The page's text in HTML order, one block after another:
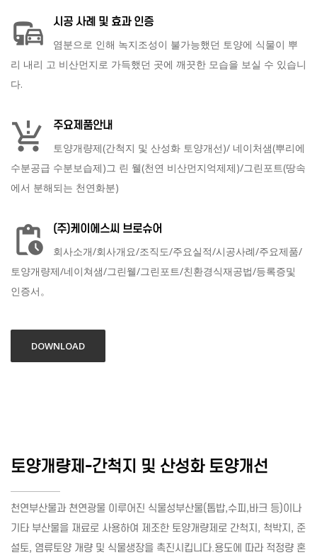
commute
시공 사례 및 효과 인증
염분으로 인해 녹지조성이 불가능했던 토양에 식물이 뿌
리 내리 고 비산먼지로 가득했던 곳에 깨끗한 모습을 보실 수 있습니
다.
production_quantity_limits
주요제품안내
토양개량제(간척지 및 산성화 토양개선)/ 네이처샘(뿌리에
수분공급 수분보습제)그 린 웰(천연 비산먼지억제제)/그린포트(땅속
에서 분해되는 천연화분)
pending_actions
(주)케이에스씨 브로슈어
회사소개/회사개요/조직도/주요실적/시공사례/주요제품/
토양개량제/네이쳐샘/그린웰/그린포트/친환경식재공법/등록증및
인증서。
DOWNLOAD
토양개량제-간척지 및 산성화 토양개선
천연부산물과 쳔연광물 이루어진 식물성부산물(톱밥,수피,바크 등)이나
기타 부산물을 재료로 사용하여 제조한 토양개량제로 간척지, 척박지, 준
설토, 염류토양 개량 및 식물생장을 촉진시킵니다.용도에 따라 적정량 혼